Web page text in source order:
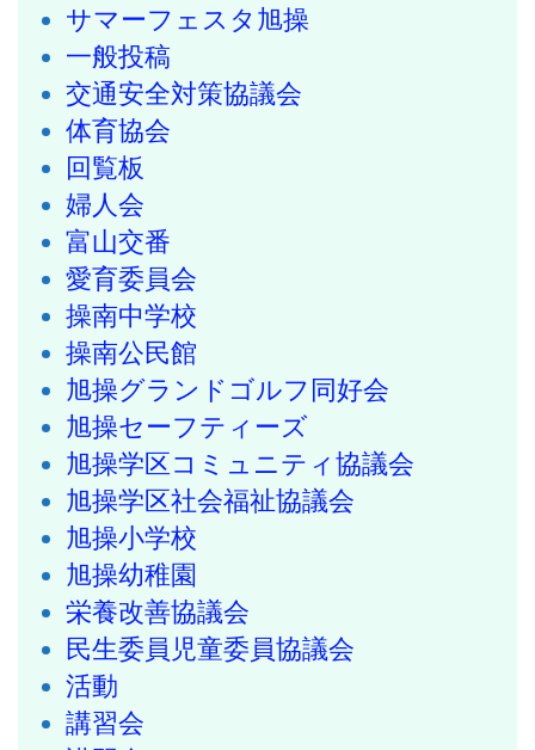
サマーフェスタ旭操
一般投稿
交通安全対策協議会
体育協会
回覧板
婦人会
富山交番
愛育委員会
操南中学校
操南公民館
旭操グランドゴルフ同好会
旭操セーフティーズ
旭操学区コミュニティ協議会
旭操学区社会福祉協議会
旭操小学校
旭操幼稚園
栄養改善協議会
民生委員児童委員協議会
活動
講習会